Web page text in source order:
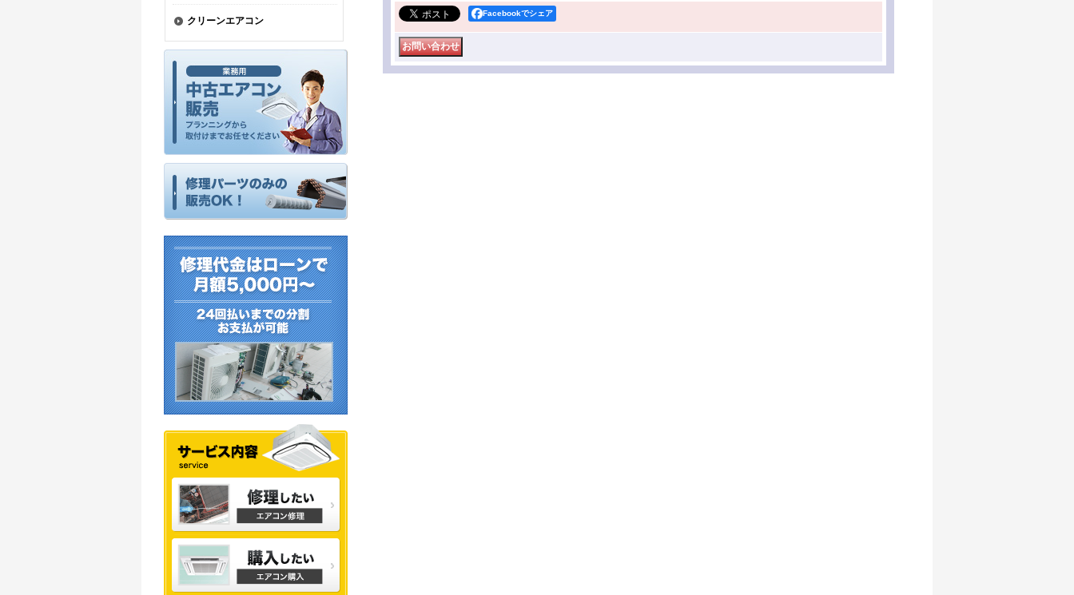
クリーンエアコン
Facebookでシェア